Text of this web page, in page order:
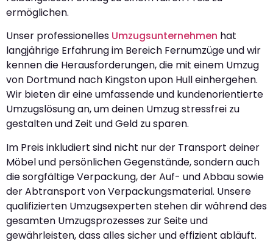
ermöglichen.
Unser professionelles Umzugsunternehmen hat
langjährige Erfahrung im Bereich Fernumzüge und wir
kennen die Herausforderungen, die mit einem Umzug
von Dortmund nach Kingston upon Hull einhergehen.
Wir bieten dir eine umfassende und kundenorientierte
Umzugslösung an, um deinen Umzug stressfrei zu
gestalten und Zeit und Geld zu sparen.
Im Preis inkludiert sind nicht nur der Transport deiner
Möbel und persönlichen Gegenstände, sondern auch
die sorgfältige Verpackung, der Auf- und Abbau sowie
der Abtransport von Verpackungsmaterial. Unsere
qualifizierten Umzugsexperten stehen dir während des
gesamten Umzugsprozesses zur Seite und
gewährleisten, dass alles sicher und effizient abläuft.